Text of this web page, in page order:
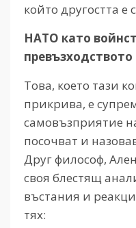
който другостта
НАТО като
превъзходството
Това, което тази
прикрива, е
самовъзприятие
посочват и
Друг философ,
своя блестящ
въстания и
тях: